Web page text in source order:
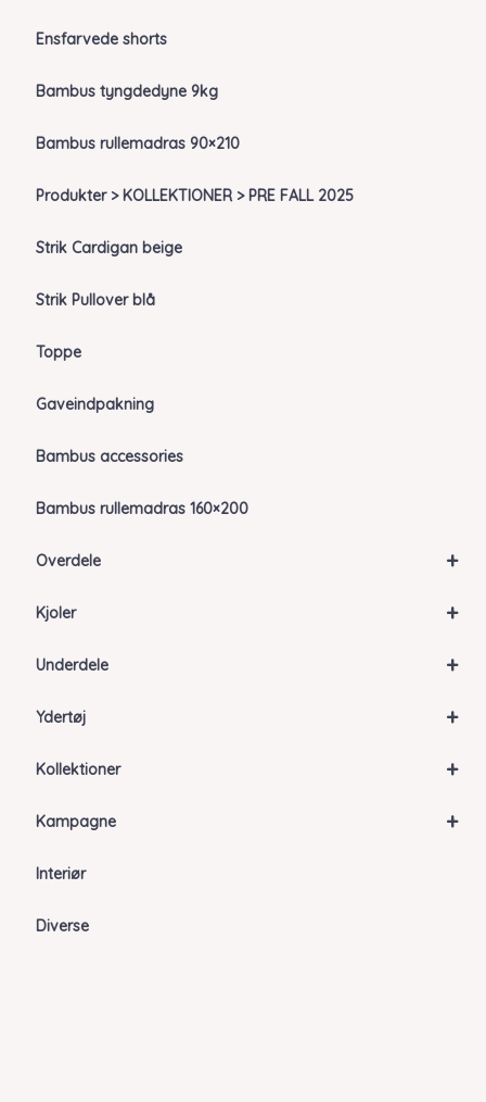
Ensfarvede shorts
Bambus tyngdedyne 9kg
Bambus rullemadras 90×210
Produkter > KOLLEKTIONER > PRE FALL 2025
Strik Cardigan beige
Strik Pullover blå
Toppe
Gaveindpakning
Bambus accessories
Bambus rullemadras 160×200
+
Overdele
+
Kjoler
+
Underdele
+
Ydertøj
+
Kollektioner
+
Kampagne
Interiør
Diverse